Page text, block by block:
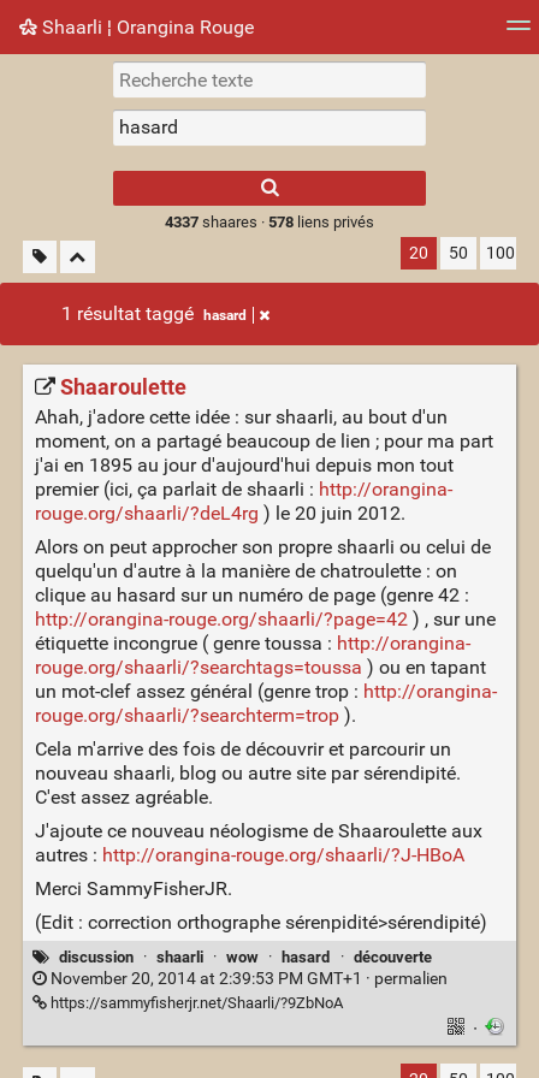
Shaarli ¦ Orangina Rouge
Nuage de tags Mur d'images
results.
4337shaares · 578liens privés
20 50 100
1 résultat taggé hasard
Shaaroulette
Ahah, j'adore cette idée : sur shaarli, au bout d'un
moment, on a partagé beaucoup de lien ; pour ma part
j'ai en 1895 au jour d'aujourd'hui depuis mon tout
premier (ici, ça parlait de shaarli : http://orangina-
rouge.org/shaarli/?deL4rg ) le 20 juin 2012.
Alors on peut approcher son propre shaarli ou celui de
quelqu'un d'autre à la manière de chatroulette : on
clique au hasard sur un numéro de page (genre 42 :
http://orangina-rouge.org/shaarli/?page=42) , sur une
étiquette incongrue ( genre toussa : http://orangina-
rouge.org/shaarli/?searchtags=toussa ) ou en tapant
un mot-clef assez général (genre trop : http://orangina-
rouge.org/shaarli/?searchterm=trop).
Cela m'arrive des fois de découvrir et parcourir un
nouveau shaarli, blog ou autre site par sérendipité.
C'est assez agréable.
J'ajoute ce nouveau néologisme de Shaaroulette aux
autres : http://orangina-rouge.org/shaarli/?J-HBoA
Merci SammyFisherJR.
(Edit : correction orthographe sérenpidité>sérendipité)
discussion · shaarli · wow · hasard · découverte
November 20, 2014 at 2:39:53 PM GMT+1 · permalien
https://sammyfisherjr.net/Shaarli/?9ZbNoA
·